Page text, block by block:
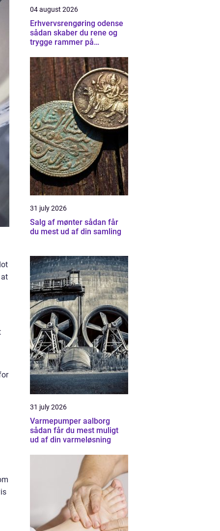
04 august 2026
Erhvervsrengøring odense
sådan skaber du rene og
trygge rammer på
31 july 2026
Salg af mønter sådan får
du mest ud af din samling
31 july 2026
Varmepumper aalborg
sådan får du mest muligt
ud af din varmeløsning